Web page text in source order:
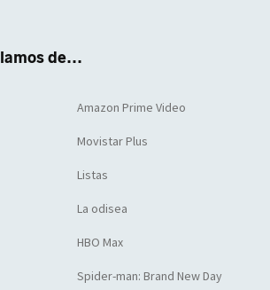
de...
Amazon Prime Video
Movistar Plus
Listas
La odisea
HBO Max
Spider-man: Brand New Day